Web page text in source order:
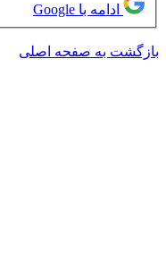
ادامه با Google
بازگشت به صفحه اصلی